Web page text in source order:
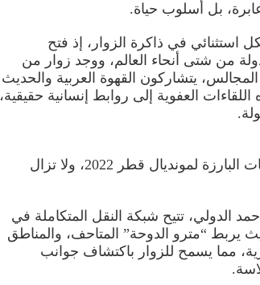
بل أسلوب حياة.
في ذاكرة الزوار، إذ فتح
من شتى أنحاء العالم، ووجد زوار من
يتشاركون القهوة العربية والحديث
العفوية إلى روابط إنسانية حقيقية،
كانت سهولة الوصول والتنقل إحدى السمات البارزة لمونديال قطر 2022، ولا تزال
الدولي، تتيح شبكة النقل المتكاملة في
يربط “مترو الدوحة” المتاحف، والمناطق
مما يسمح للزوار باكتشاف جوانب